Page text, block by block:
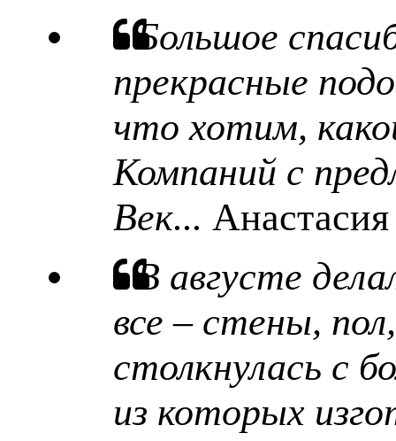
Большое
прекрасные
что хотим,
Компаний с
Век...
В августе
все – стены,
столкнулась с
из которых